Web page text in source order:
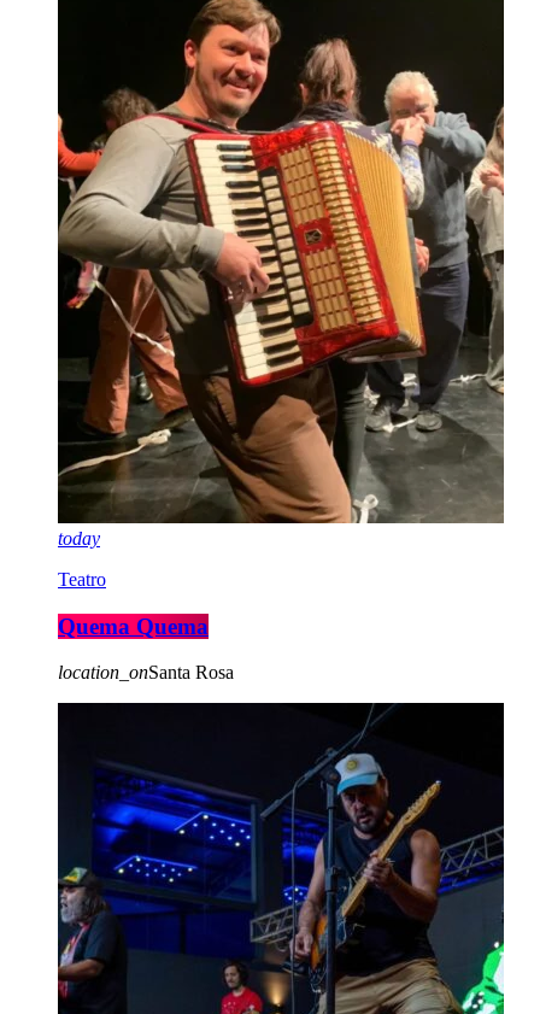
today
Teatro
Quema Quema
location_onSanta Rosa